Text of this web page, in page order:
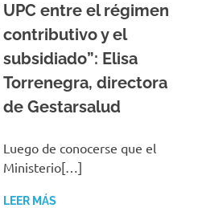
UPC entre el régimen
contributivo y el
subsidiado”: Elisa
Torrenegra, directora
de Gestarsalud
Luego de conocerse que el
Ministerio[…]
LEER MÁS